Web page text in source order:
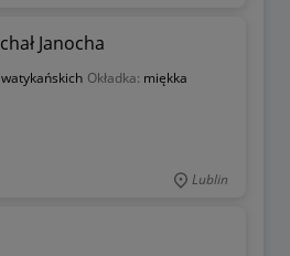
Janocha
Okładka: miękka
Lublin